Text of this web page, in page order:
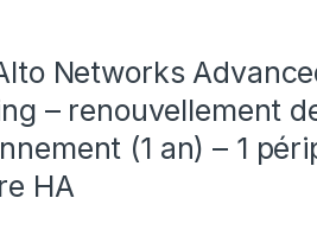
Networks
– renouvellement
(1 an) – 1
HA